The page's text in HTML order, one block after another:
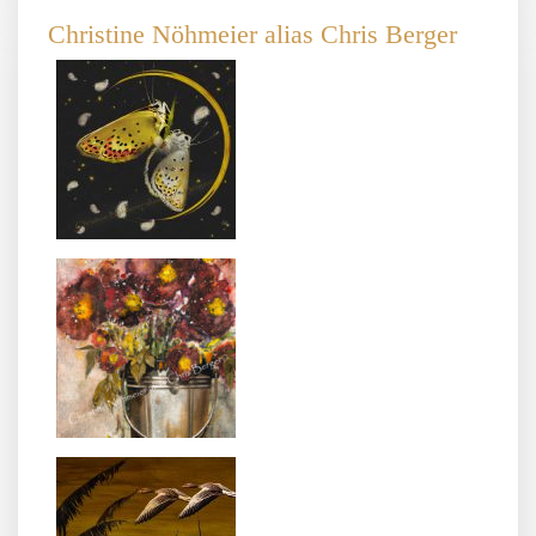
Christine Nöhmeier alias Chris Berger